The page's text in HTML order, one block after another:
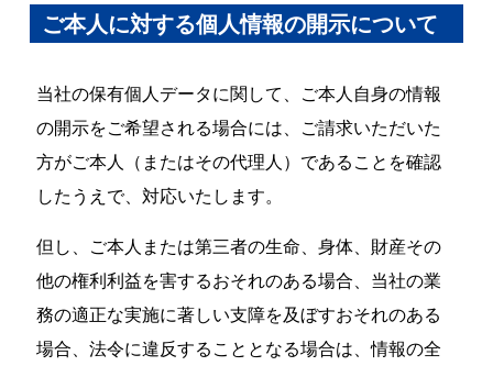
ご本人に対する個人情報の開示について
当社の保有個人データに関して、ご本人自身の情報
の開示をご希望される場合には、ご請求いただいた
方がご本人（またはその代理人）であることを確認
したうえで、対応いたします。
但し、ご本人または第三者の生命、身体、財産その
他の権利利益を害するおそれのある場合、当社の業
務の適正な実施に著しい支障を及ぼすおそれのある
場合、法令に違反することとなる場合は、情報の全